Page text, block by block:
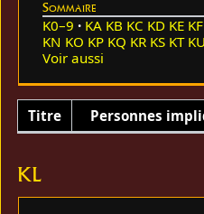
Sommaire
K0–9 KA KB KC KD KE KF
KN KO KP KQ KR KS KT KU
Voir aussi
Titre Personnes
KL